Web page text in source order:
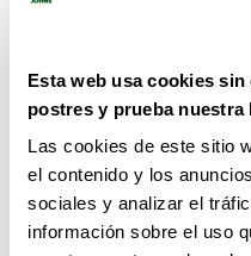
Esta web usa cookies
postres y prueba nuestra
Las cookies de este sitio
el contenido y los
sociales y analizar el
información sobre el uso